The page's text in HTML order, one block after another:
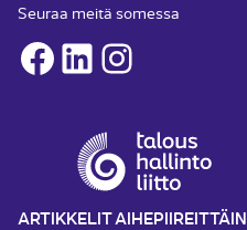
Seuraa meitä somessa
Facebook
LinkedInInstagram
ARTIKKELIT AIHEPIIREITTÄIN